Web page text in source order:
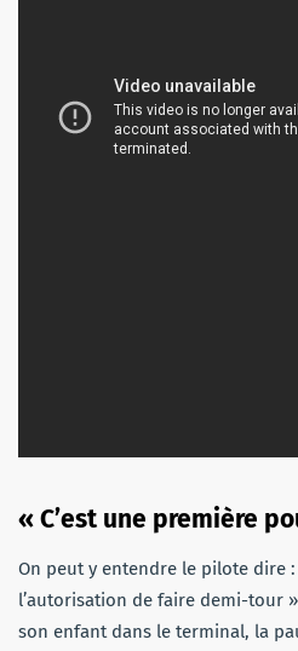
« C’est une première
On peut y entendre le pilote dire
l’autorisation de faire demi-tour
son enfant dans le terminal, la